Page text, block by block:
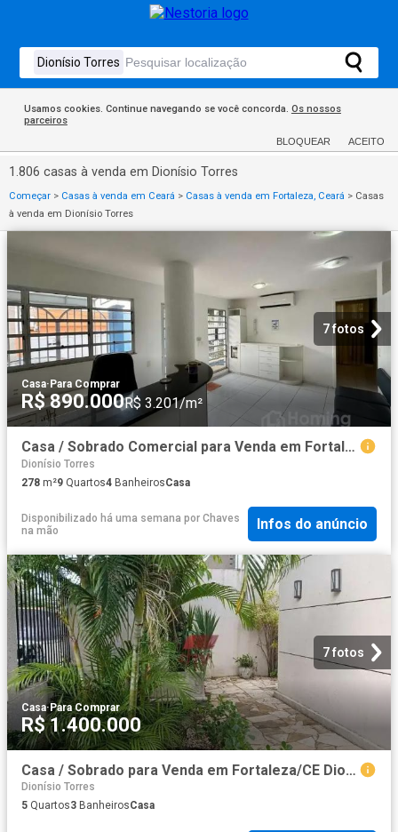
Usamos cookies. Continue navegando se você concorda. Os nossos
parceiros
BLOQUEAR ACEITO
1.806 casas à venda em Dionísio Torres
Começar > Casas à venda em Ceará > Casas à venda em Fortaleza, Ceará > Casas
à venda em Dionísio Torres
7 fotos
Casa· Para Comprar
R$ 890.000R$ 3.201/m²
Casa / Sobrado Comercial para Venda em Fortaleza/CE Dionisio Torres 9 Quartos
Dionísio Torres
278 m²9 Quartos4 BanheirosCasa
Disponibilizado há uma semana por Chaves
na mão
Infos do anúncio
7 fotos
Casa·Para Comprar
R$ 1.400.000
Casa / Sobrado para Venda em Fortaleza/CE Dionisio Torres 5 Quartos
Dionísio Torres
5 Quartos3 BanheirosCasa